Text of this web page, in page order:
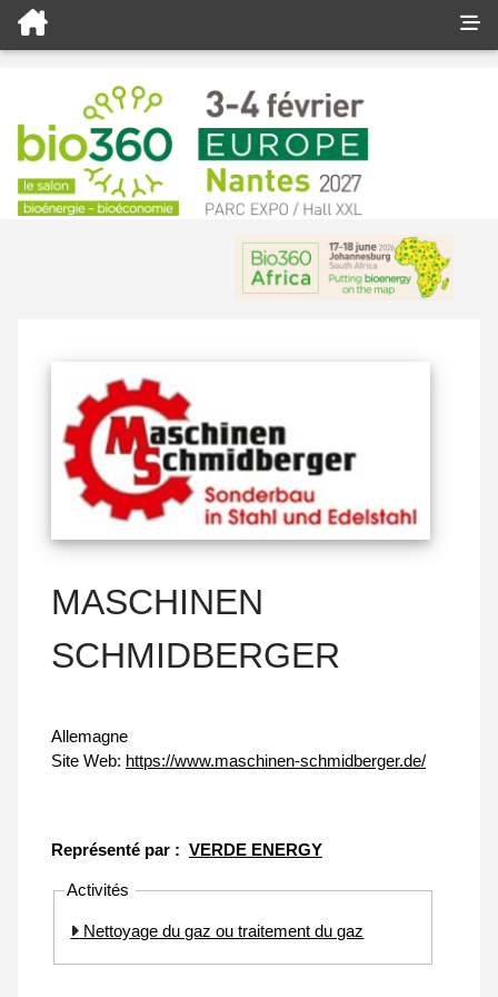
MASCHINEN
SCHMIDBERGER
Allemagne
Site Web: https://www.maschinen-schmidberger.de/
Représenté par : VERDE ENERGY
Activités
Nettoyage du gaz ou traitement du gaz